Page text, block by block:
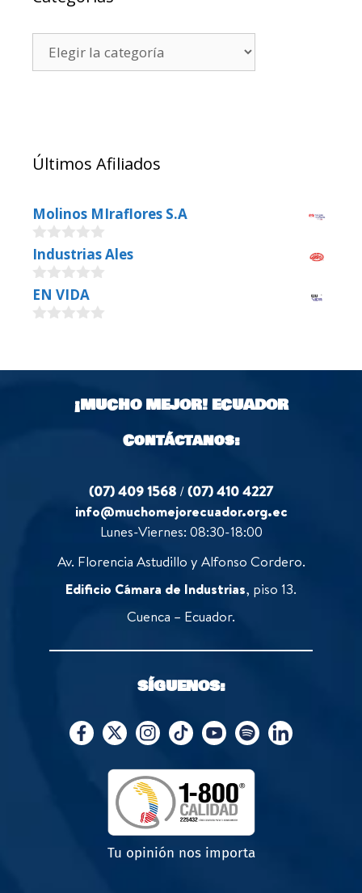
Últimos Afiliados
Molinos MIraflores S.A
0
o
u
t
o
f
Industrias Ales
0
o
u
5
EN VIDA
t
¡MUCHO MEJOR!ECUADOR
Contáctanos:
(07) 409 1568 /(07) 410 4227
info@muchomejorecuador.org.ec
Lunes-Viernes: 08:30-18:00
Av. Florencia Astudillo y Alfonso Cordero.
Edificio Cámara de Industrias, piso 13.
Cuenca – Ecuador.
SÍGUENOS:
Tu opinión nos importa